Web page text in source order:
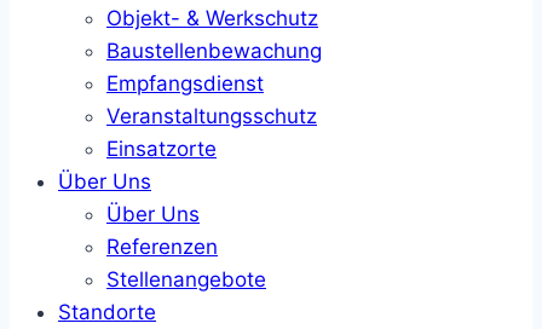
Objekt- & Werkschutz
Baustellenbewachung
Empfangsdienst
Veranstaltungsschutz
Einsatzorte
Über Uns
Über Uns
Referenzen
Stellenangebote
Standorte